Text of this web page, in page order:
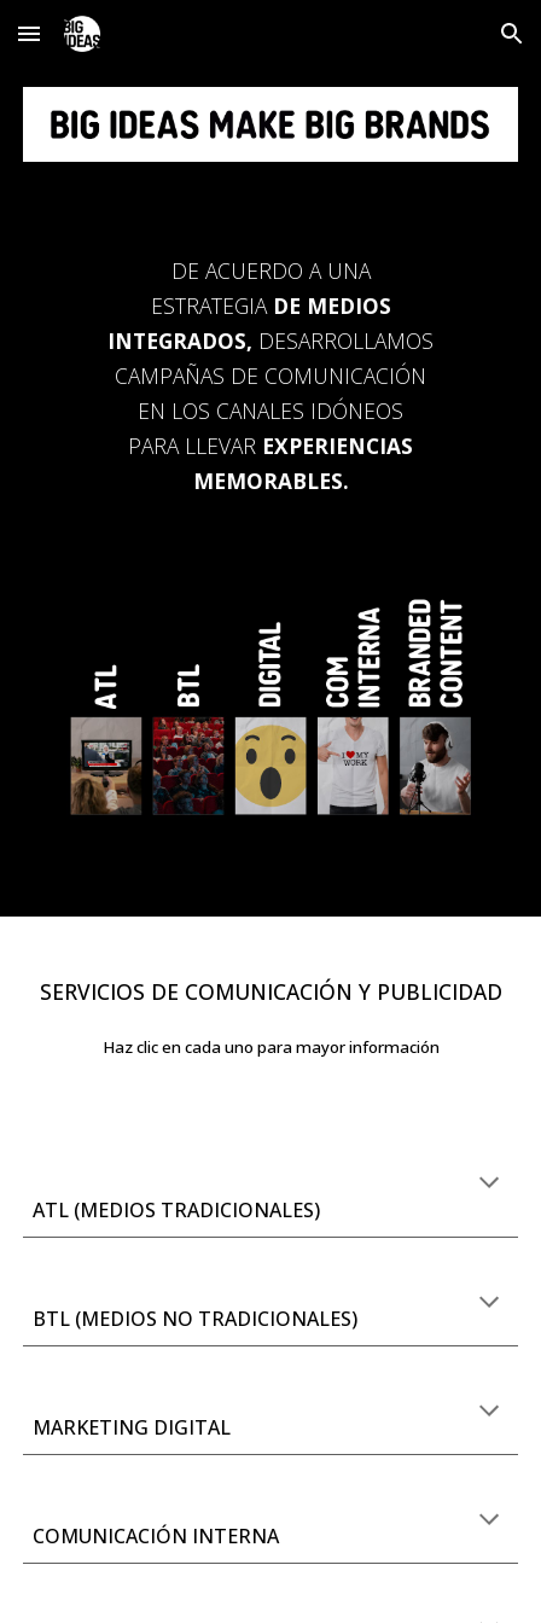
Skip to main content Skip to navigation
DE ACUERDO A UNA
ESTRATEGIA DE MEDIOS
INTEGRADOS, DESARROLLAMOS
CAMPAÑAS DE COMUNICACIÓN
EN LOS CANALES IDÓNEOS
PARA LLEVAR EXPERIENCIAS
MEMORABLES.
SERVICIOS DE COMUNICACIÓN Y PUBLICIDAD
Haz clic en cada uno para mayor información
ATL (MEDIOS TRADICIONALES)
BTL (MEDIOS NO TRADICIONALES)
MARKETING DIGITAL
COMUNICACIÓN INTERNA